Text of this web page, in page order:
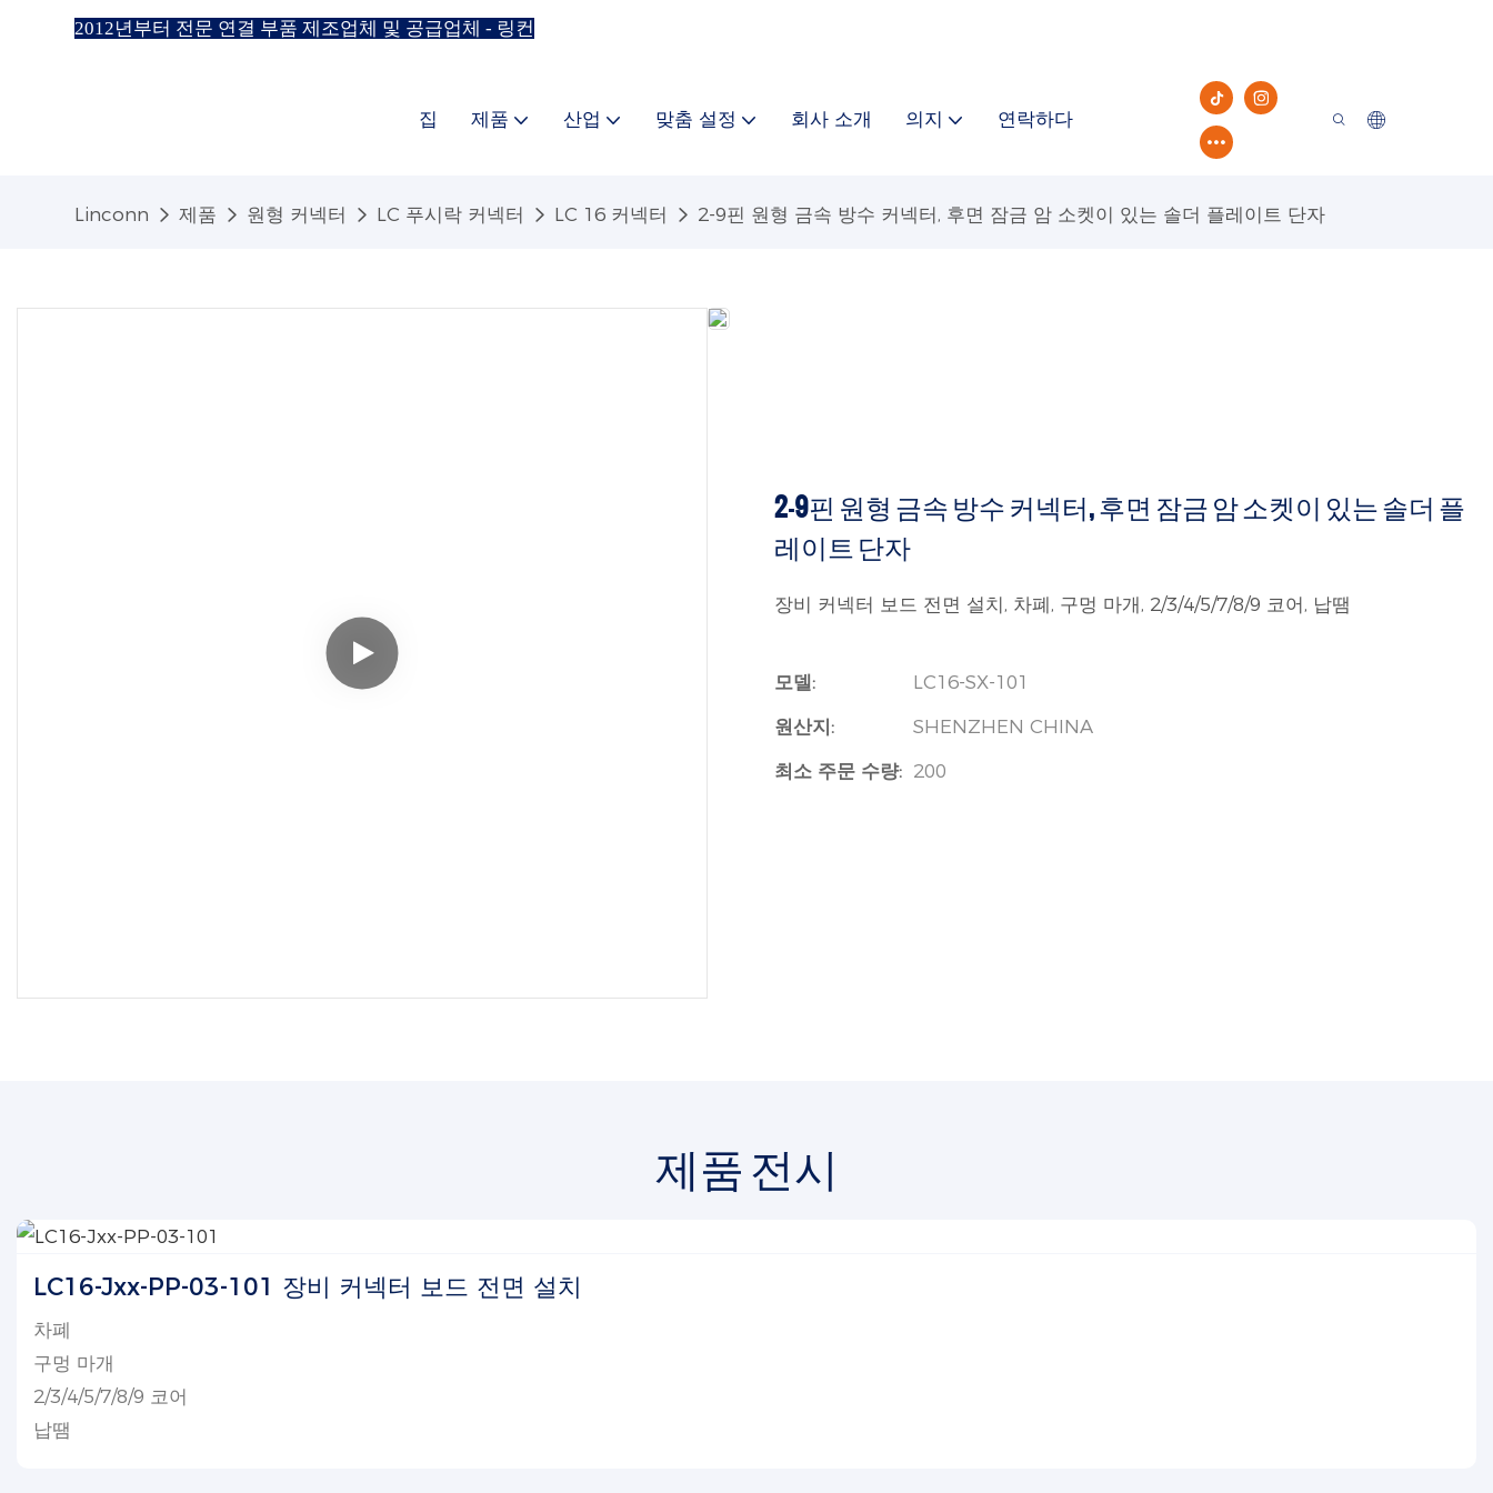
2012년부터 전문 연결 부품 제조업체 및 공급업체 - 링컨
집 제품 산업 맞춤 설정 회사 소개 의지 연락하다
Linconn 제품 원형 커넥터 LC 푸시락 커넥터 LC 16 커넥터 2-9핀 원형 금속 방수 커넥터, 후면 잠금 암 소켓이 있는 솔더 플레이트 단자
2-9핀 원형 금속 방수 커넥터, 후면 잠금 암 소켓이 있는 솔더 플
레이트 단자
장비 커넥터 보드 전면 설치, 차폐, 구멍 마개, 2/3/4/5/7/8/9 코어, 납땜
모델:
LC16-SX-101
원산지:
SHENZHEN CHINA
최소 주문 수량: 200
제품 전시
LC16-Jxx-PP-03-101 장비 커넥터 보드 전면 설치
차폐
구멍 마개
2/3/4/5/7/8/9 코어
납땜